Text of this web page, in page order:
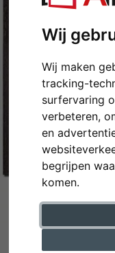
Wij
Wij maken
tracking-
surfervaring
verbeteren,
en
begrijpen
komen.
Terug